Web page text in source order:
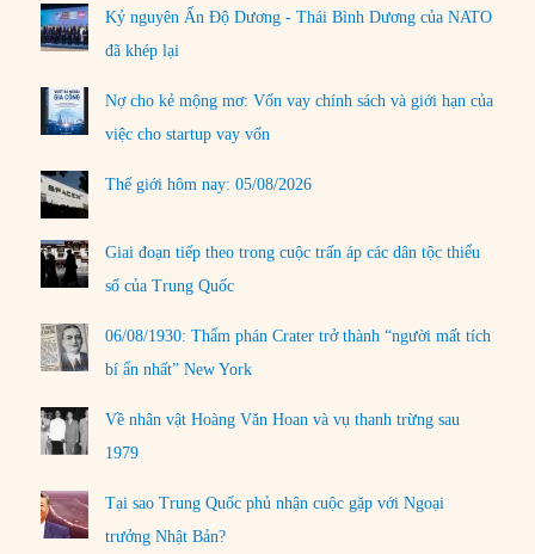
Kỷ nguyên Ấn Độ Dương - Thái Bình Dương của NATO
đã khép lại
Nợ cho kẻ mộng mơ: Vốn vay chính sách và giới hạn của
việc cho startup vay vốn
Thế giới hôm nay: 05/08/2026
Giai đoạn tiếp theo trong cuộc trấn áp các dân tộc thiểu
số của Trung Quốc
06/08/1930: Thẩm phán Crater trở thành “người mất tích
bí ẩn nhất” New York
Về nhân vật Hoàng Văn Hoan và vụ thanh trừng sau
1979
Tại sao Trung Quốc phủ nhận cuộc gặp với Ngoại
trưởng Nhật Bản?